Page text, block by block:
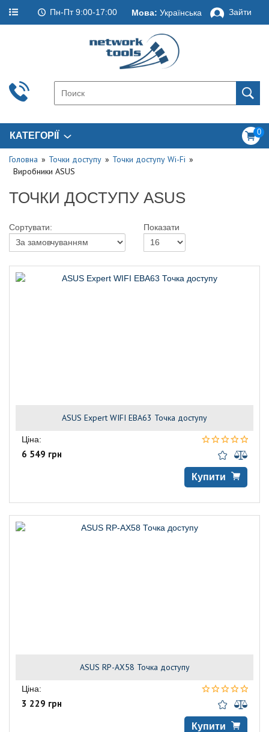
Пн-Пт 9:00-17:00 Мова: Українська Зайти
КАТЕГОРІЇ 0
Головна Точки доступу
Точки доступу Wi-Fi
Виробники ASUS
ТОЧКИ ДОСТУПУ ASUS
Сортувати: Показати
ASUS Expert WIFI EBA63 Точка доступу
Ціна:
6 549 грн
Купити
ASUS RP-AX58 Точка доступу
Ціна:
3 229 грн
Купити